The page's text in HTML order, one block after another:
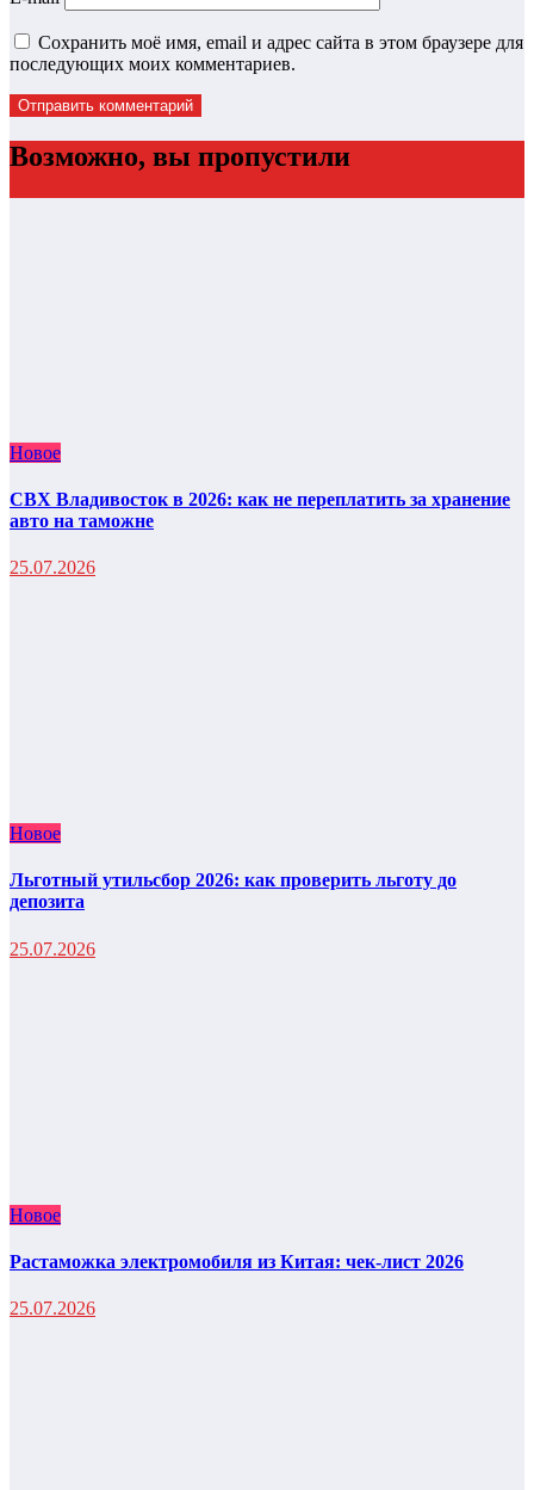
Сохранить моё имя, email и адрес сайта в этом браузере для
последующих моих комментариев.
Возможно, вы пропустили
Новое
СВХ Владивосток в 2026: как не переплатить за хранение
авто на таможне
25.07.2026
Новое
Льготный утильсбор 2026: как проверить льготу до
депозита
25.07.2026
Новое
Растаможка электромобиля из Китая: чек-лист 2026
25.07.2026